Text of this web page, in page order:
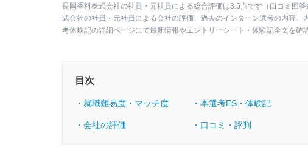
長岡香料株式会社の社員・元社員による総合評価は3.5点です（口コミ回
式会社の社員・元社員による会社の評価、過去のインターン選考の内容
考体験記の詳細ページにて最新情報やエントリーシート・体験記全文を確
目次
・就職難易度・マッチ度 ・本選考ES・体験記
・会社の評価 ・口コミ・評判